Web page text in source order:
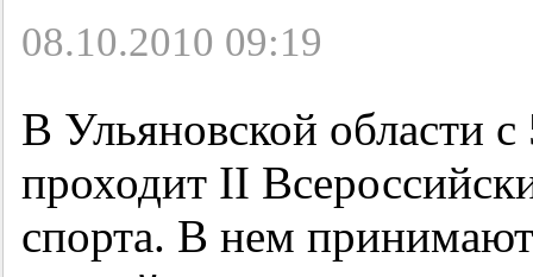
08.10.2010 09:19
В Ульяновской области
проходит II
спорта. В нем